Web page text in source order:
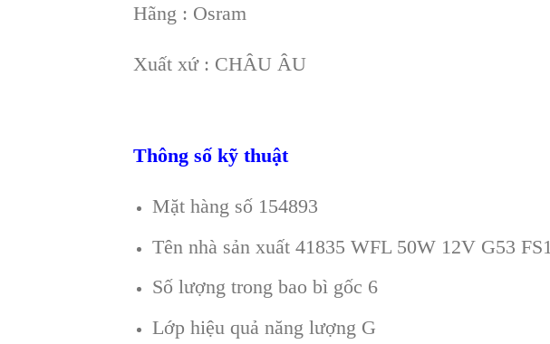
Hãng : Osram
Xuất xứ : CHÂU ÂU
Thông số kỹ thuật
Mặt hàng số 154893
Tên nhà sản xuất 41835 WFL 50W 12V G53 FS1
Số lượng trong bao bì gốc 6
Lớp hiệu quả năng lượng G